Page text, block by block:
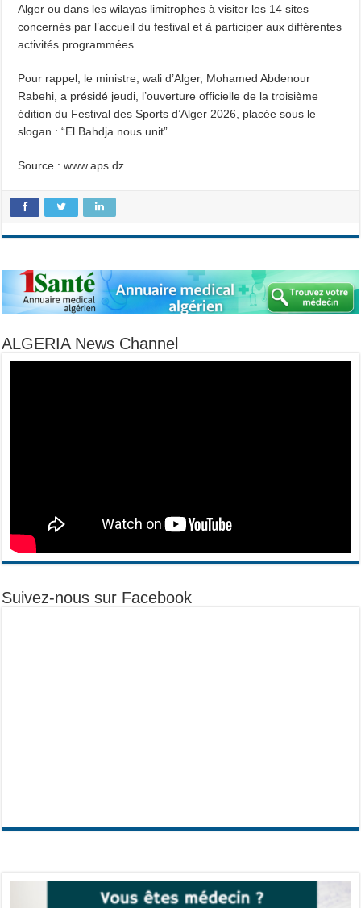
Alger ou dans les wilayas limitrophes à visiter les 14 sites
concernés par l’accueil du festival et à participer aux différentes
activités programmées.
Pour rappel, le ministre, wali d’Alger, Mohamed Abdenour
Rabehi, a présidé jeudi, l’ouverture officielle de la troisième
édition du Festival des Sports d’Alger 2026, placée sous le
slogan : “El Bahdja nous unit”.
Source : www.aps.dz
ALGERIA News Channel
Suivez-nous sur Facebook